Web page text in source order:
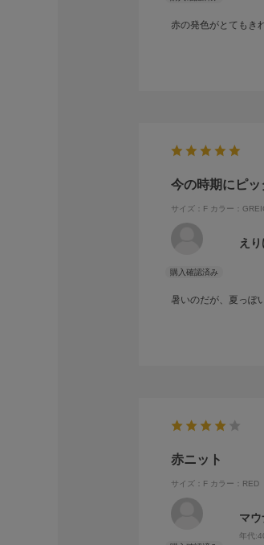
赤の発色がとてもき
今の時期にピッ
サイズ：F カラー：
え
暑いのだが、夏っぽ
赤ニット
サイズ：F カラー：RED
マウ
年代: